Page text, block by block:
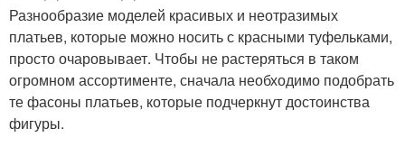
Разнообразие моделей красивых и неотразимых
платьев, которые можно носить с красными туфельками,
просто очаровывает. Чтобы не растеряться в таком
огромном ассортименте, сначала необходимо подобрать
те фасоны платьев, которые подчеркнут достоинства
фигуры.